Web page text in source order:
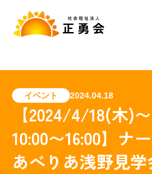
イベント 2024.04.18
【2024/4/18(木)
10:00〜16:00】ナ
あべりあ浅野見